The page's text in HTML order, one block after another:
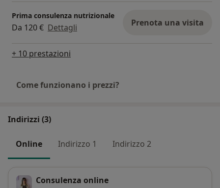
Prima consulenza nutrizionale
Da 120 € Dettagli Prenota una visita
+ 10 prestazioni
Come funzionano i prezzi?
Indirizzi (3)
Online Indirizzo 1 Indirizzo 2
Consulenza online